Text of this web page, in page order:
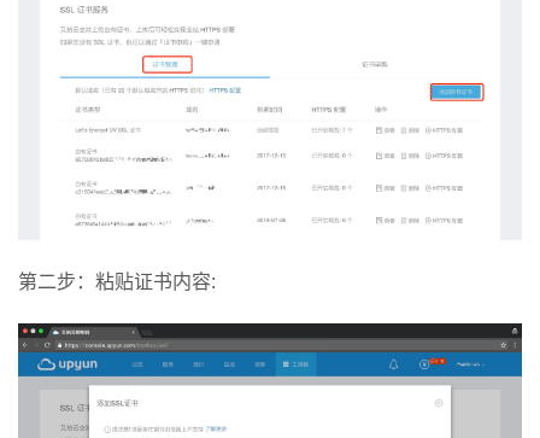
第二步：粘贴证书内容: